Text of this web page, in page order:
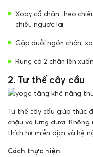
Xoay cổ chân theo
chiều ngược lại
Gập duỗi ngón chân,
Rung cả 2 chân lên
2. Tư thế cây cầu
Tư thế cây cầu giúp thúc
chậu và lưng dưới. Không
thích hệ miễn dịch và hệ
Cách thực hiện